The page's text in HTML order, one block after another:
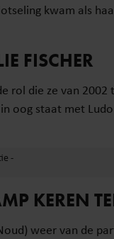
kwam als
FISCHER
rol die ze van
oog staat met
KEREN
weer van de